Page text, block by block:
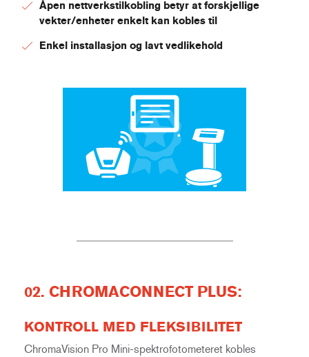
Åpen nettverkstilkobling betyr at forskjellige
vekter/enheter enkelt kan kobles til
Enkel installasjon og lavt vedlikehold
02. CHROMACONNECT PLUS:
KONTROLL MED FLEKSIBILITET
ChromaVision Pro Mini-spektrofotometeret kobles